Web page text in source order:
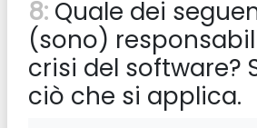
8: Quale dei
(sono)
crisi del software?
ciò che si applica.